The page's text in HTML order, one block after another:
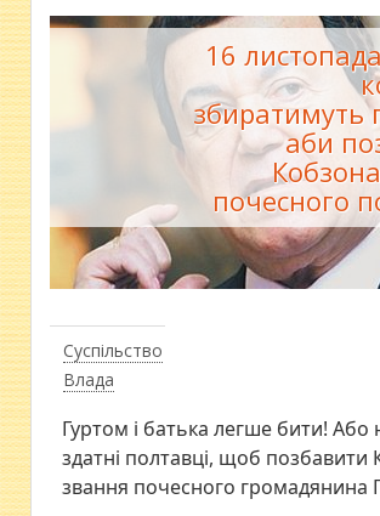
Суспільство
Влада
16
збиратимуть
аби
почесного
Гуртом і батька легше бити!
здатні полтавці, щоб позбавити
звання почесного громадянина